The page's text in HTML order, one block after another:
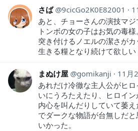
さば 9cicGo2K0E82001
あと、チョーさんの演技マ
トンボの女の子はお気の毒
突き付けるノエルの潔さが
生きる糧となり続けて欲しい
まぬけ屋 gomikanji
11月
あれだけ冷徹な主人公がヒ
いにうろたえたり、ヒロイ
内心を叫んだりしていて萎
でダークな物語が台無しだ
いかった。